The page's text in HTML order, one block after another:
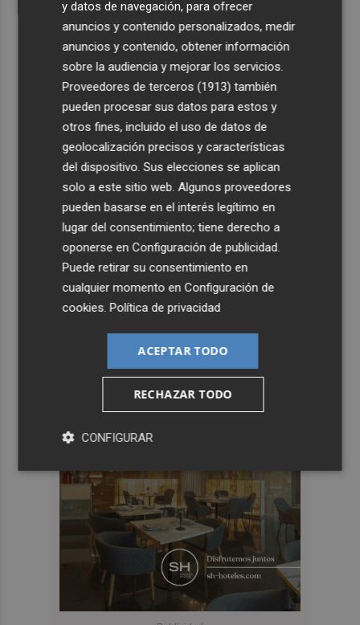
y datos de navegación, para ofrecer
anuncios y contenido personalizados, medir
anuncios y contenido, obtener información
sobre la audiencia y mejorar los servicios.
Proveedores de terceros (1913) también
pueden procesar sus datos para estos y
otros fines, incluido el uso de datos de
geolocalización precisos y características
del dispositivo. Sus elecciones se aplican
solo a este sitio web. Algunos proveedores
pueden basarse en el interés legítimo en
lugar del consentimiento; tiene derecho a
oponerse enConfiguración de publicidad
Puede retirar su consentimiento en
cualquier momento enConfiguración de
cookies .Política de privacidad
ACEPTAR TODO
RECHAZAR TODO
CONFIGURAR